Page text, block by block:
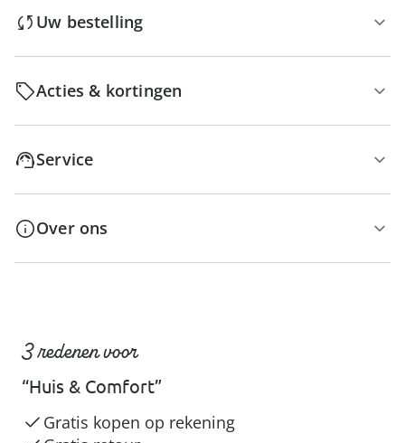
Uw bestelling
Acties & kortingen
Service
Over ons
3 redenen voor
“Huis & Comfort”
Gratis kopen op rekening